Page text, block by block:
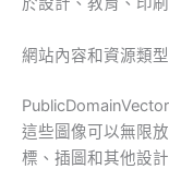
網站內容和資源類型
這些圖像可以無限
標、插圖和其他設